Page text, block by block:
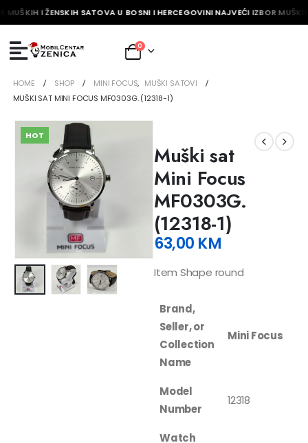
MUŠKIH I ŽENSKIH SATOVA U BOSNI I HERCEGOVINI NAJVEĆI IZBOR
0
HOME SHOP MINI FOCUS, MUŠKI SATOVI
MUŠKI SAT MINI FOCUS MF0303G. (12318-1)
HOT
Muški sat
Mini Focus
MF0303G.
(12318-1)
63,00 KM
Item Shape round
Brand,
Seller, or
Collection
Name
Mini Focus
Model
Number
12318
Watch